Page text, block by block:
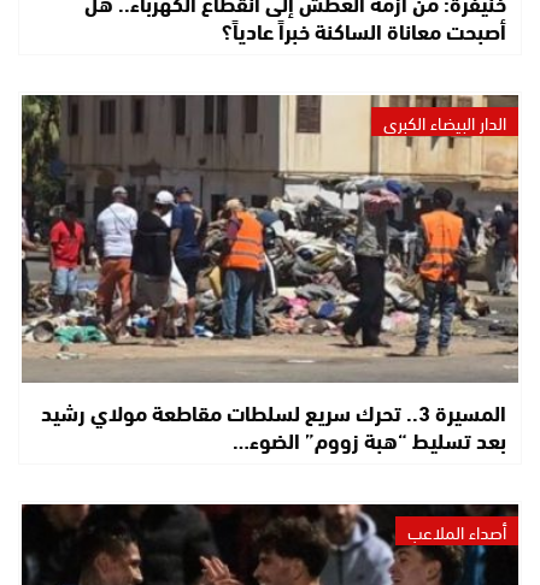
أصبحت معاناة الساكنة خبراً عادياً؟
الدار البيضاء الكبرى
المسيرة 3.. تحرك سريع لسلطات مقاطعة مولاي رشيد
بعد تسليط “هبة زووم” الضوء…
أصداء الملاعب